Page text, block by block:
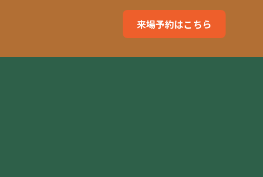
来場予約はこちら